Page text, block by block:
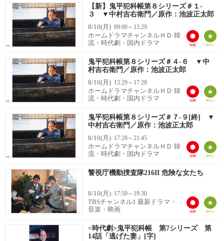
【新】鬼平犯科帳第８シリーズ＃１-
３ ▼中村吉右衛門／原作：池波正太郎
8/10(月) 09:00～13:29
ホームドラマチャンネルＨＤ 韓
流・時代劇・国内ドラマ
鬼平犯科帳第８シリーズ＃４-６ ▼中
村吉右衛門／原作：池波正太郎
8/10(月) 13:29～17:28
ホームドラマチャンネルＨＤ 韓
流・時代劇・国内ドラマ
鬼平犯科帳第８シリーズ＃７-９[終] ▼
中村吉右衛門／原作：池波正太郎
8/10(月) 17:28～21:45
ホームドラマチャンネルＨＤ 韓
流・時代劇・国内ドラマ
警視庁機動捜査隊216II 危険な女たち
8/10(月) 17:50～19:30
TBSチャンネル1 最新ドラマ・
音楽・映画
<時代劇>鬼平犯科帳 第7シリーズ 第
14話「逃げた妻」[字]